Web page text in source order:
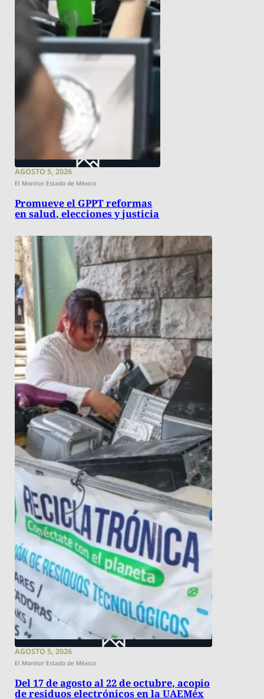
AGOSTO 5, 2026
El Monitor Estado de México
Promueve el GPPT reformas
en salud, elecciones y justicia
AGOSTO 5, 2026
El Monitor Estado de México
Del 17 de agosto al 22 de octubre, acopio
de residuos electrónicos en la UAEMéx